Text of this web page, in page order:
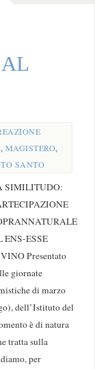
, MAGISTERO,
SANTO
SIMILITUDO:
ENS-ESSE
Presentato
giornate
di marzo
dell’Istituto del
è di natura
tratta sulla
per